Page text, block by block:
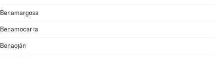
Benamargosa
Benamocarra
Benaoján